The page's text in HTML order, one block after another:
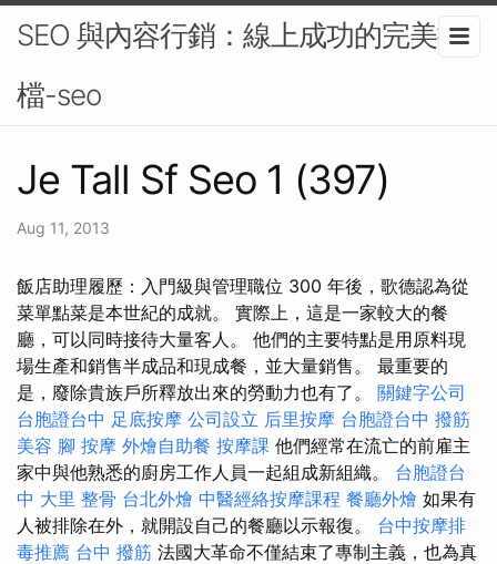
SEO 與內容行銷：線上成功的完美搭
檔-seo
Je Tall Sf Seo 1 (397)
Aug 11, 2013
飯店助理履歷：入門級與管理職位 300 年後，歌德認為從
菜單點菜是本世紀的成就。 實際上，這是一家較大的餐
廳，可以同時接待大量客人。 他們的主要特點是用原料現
場生產和銷售半成品和現成餐，並大量銷售。 最重要的
是，廢除貴族戶所釋放出來的勞動力也有了。 關鍵字公司
台胞證台中 足底按摩 公司設立 后里按摩 台胞證台中 撥筋
美容 腳 按摩 外燴自助餐 按摩課 他們經常在流亡的前雇主
家中與他熟悉的廚房工作人員一起組成新組織。 台胞證台
中 大里 整骨 台北外燴 中醫經絡按摩課程 餐廳外燴 如果有
人被排除在外，就開設自己的餐廳以示報復。 台中按摩排
毒推薦 台中 撥筋 法國大革命不僅結束了專制主義，也為真